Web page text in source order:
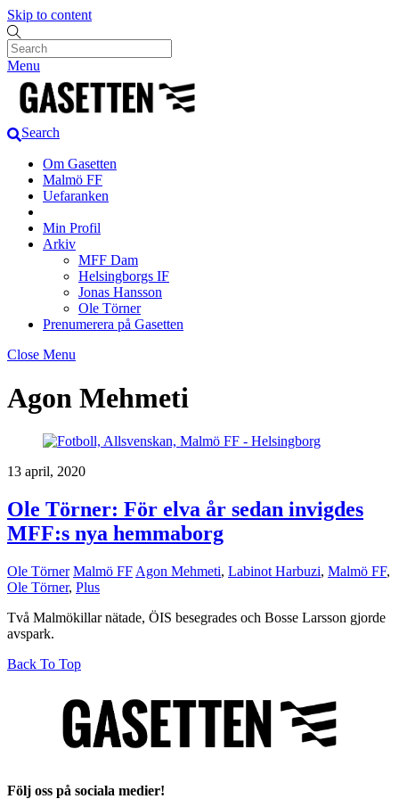
Skip to content
Menu
Search
Om Gasetten
Malmö FF
Uefaranken
Min Profil
Arkiv
MFF Dam
Helsingborgs IF
Jonas Hansson
Ole Törner
Prenumerera på Gasetten
Close Menu
Agon Mehmeti
13 april, 2020
Ole Törner: För elva år sedan invigdes
MFF:s nya hemmaborg
Ole Törner Malmö FF Agon Mehmeti, Labinot Harbuzi, Malmö FF,
Ole Törner, Plus
Två Malmökillar nätade, ÖIS besegrades och Bosse Larsson gjorde
avspark.
Back To Top
Följ oss på sociala medier!